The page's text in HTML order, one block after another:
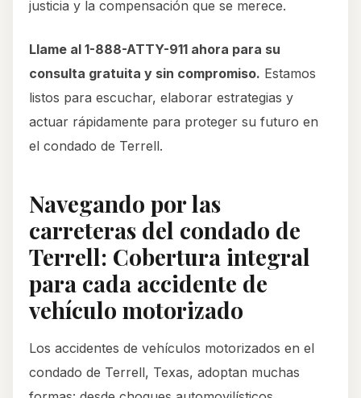
justicia y la compensación que se merece.
Llame al 1-888-ATTY-911 ahora para su
consulta gratuita y sin compromiso. Estamos
listos para escuchar, elaborar estrategias y
actuar rápidamente para proteger su futuro en
el condado de Terrell.
Navegando por las
carreteras del condado de
Terrell: Cobertura integral
para cada accidente de
vehículo motorizado
Los accidentes de vehículos motorizados en el
condado de Terrell, Texas, adoptan muchas